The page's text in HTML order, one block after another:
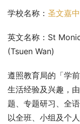
学校名称： 圣文嘉
英文名称：St
(Tsuen Wan)
遵照教育局的「学
生活经验及兴趣，
题、专题研习、全
以全班、小组及个